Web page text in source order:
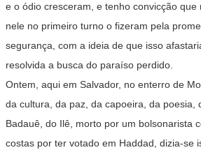
e o ódio cresceram, e tenho convicção que
nele no primeiro turno o fizeram pela
segurança, com a ideia de que isso
resolvida a busca do paraíso perdido.
Ontem, aqui em Salvador, no enterro de
da cultura, da paz, da capoeira, da poesia,
Badauê, do Ilê, morto por um bolsonarista
costas por ter votado em Haddad, dizia-se